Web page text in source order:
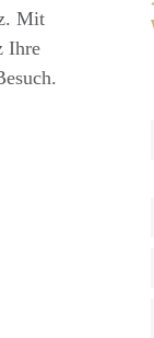
Mit
Ihre